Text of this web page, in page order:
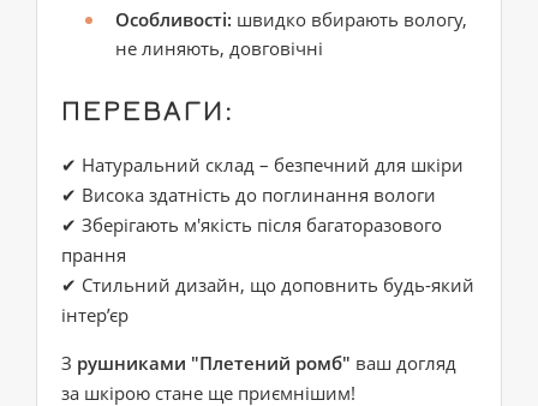
Особливості: швидко вбирають вологу,
не линяють, довговічні
ПЕРЕВАГИ:
✔ Натуральний склад – безпечний для шкіри
✔ Висока здатність до поглинання вологи
✔ Зберігають м'якість після багаторазового
прання
✔ Стильний дизайн, що доповнить будь-який
інтер’єр
З рушниками "Плетений ромб" ваш догляд
за шкірою стане ще приємнішим!